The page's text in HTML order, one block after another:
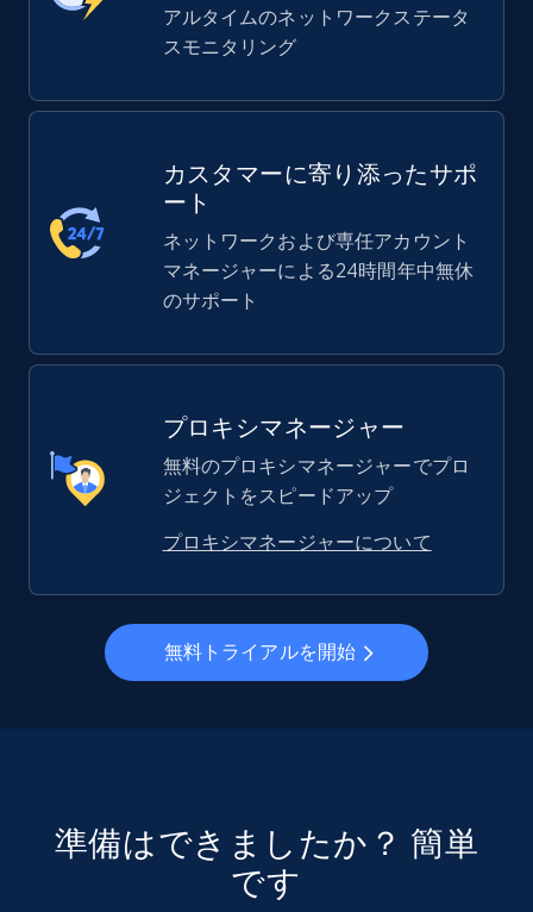
アルタイムのネットワークステータ
スモニタリング
カスタマーに寄り添ったサポ
ート
ネットワークおよび専任アカウント
マネージャーによる24時間年中無休
のサポート
プロキシマネージャー
無料のプロキシマネージャーでプロ
ジェクトをスピードアップ
プロキシマネージャーについて
無料トライアルを開始
準備はできましたか？ 簡単
です